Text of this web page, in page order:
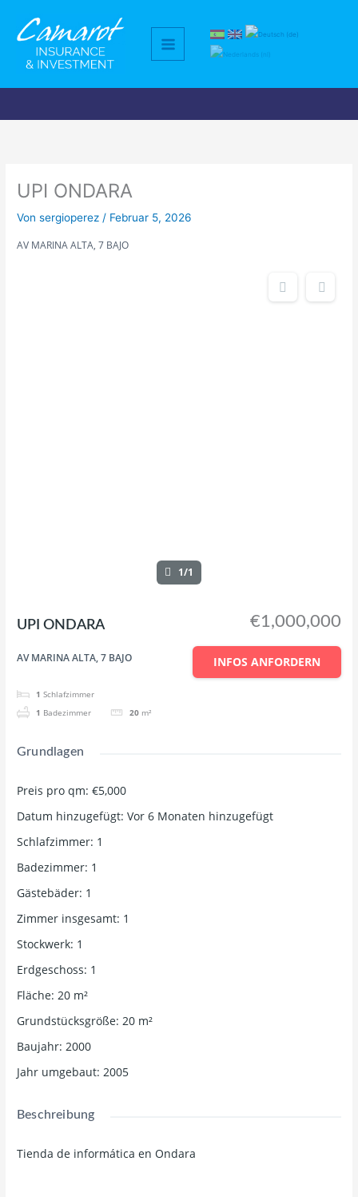
Inhalt
springen
UPI ONDARA
Vonsergioperez/ Februar 5, 2026
AV MARINA ALTA, 7 BAJO
1/1
UPI ONDARA
AV MARINA ALTA, 7 BAJO
1 Schlafzimmer
1 Badezimmer 20 m²
€1,000,000
INFOS ANFORDERN
Grundlagen
Preis pro qm: €5,000
Datum hinzugefügt: Vor 6 Monaten hinzugefügt
Schlafzimmer: 1
Badezimmer: 1
Gästebäder: 1
Zimmer insgesamt: 1
Stockwerk: 1
Erdgeschoss: 1
Fläche: 20 m²
Grundstücksgröße: 20 m²
Baujahr: 2000
Jahr umgebaut: 2005
Beschreibung
Tienda de informática en Ondara